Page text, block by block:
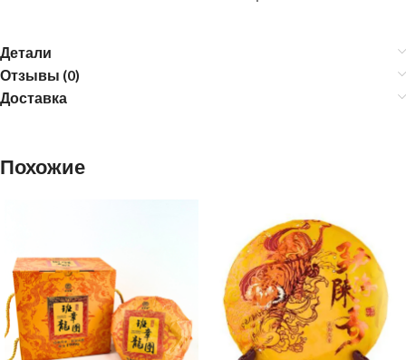
Детали
Отзывы (0)
Доставка
Похожие